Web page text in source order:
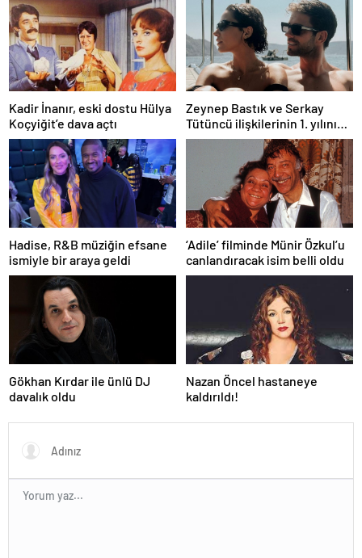
Kadir İnanır, eski dostu Hülya
Koçyiğit’e dava açtı
Zeynep Bastık ve Serkay
Tütüncü ilişkilerinin 1. yılını
kutladı
Hadise, R&B müziğin efsane
ismiyle bir araya geldi
‘Adile’ filminde Münir Özkul’u
canlandıracak isim belli oldu
Gökhan Kırdar ile ünlü DJ
davalık oldu
Nazan Öncel hastaneye
kaldırıldı!